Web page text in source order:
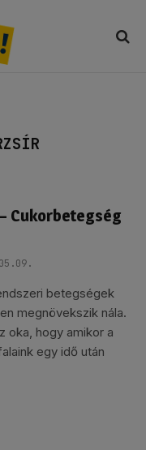
Cukorbetegség
betegségek
megnövekszik nála.
oka, hogy amikor a
egy idő után